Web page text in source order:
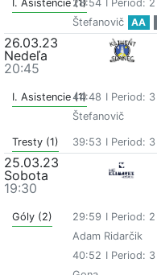
I. Asistencie (1)28:54 I Period: 2
Štefanovič
AA
26.03.23
Nedeľa
20:45
I. Asistencie (1)44:48 I Period: 3
Štefanovič
Tresty (1) 39:53 I Period: 3
25.03.23
Sobota
19:30
Góly (2) 29:59 I Period: 2
Adam Ridarčik
40:52 I Period: 3